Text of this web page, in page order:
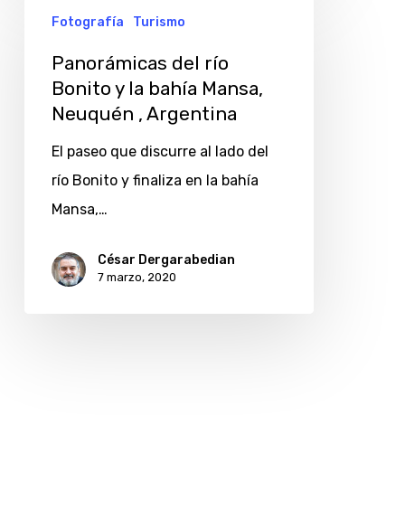
Bonito
bahía
Mansa,
Argentina
Fotografía Turismo
Panorámicas del río
Bonito y la bahía Mansa,
Neuquén , Argentina
El paseo que discurre al lado del
río Bonito y finaliza en la bahía
Mansa,…
César Dergarabedian
7 marzo, 2020